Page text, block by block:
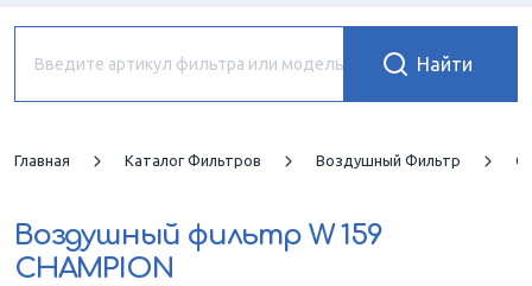
Главная Каталог Фильтров Воздушный Фильтр
Воздушный фильтр W 159
CHAMPION